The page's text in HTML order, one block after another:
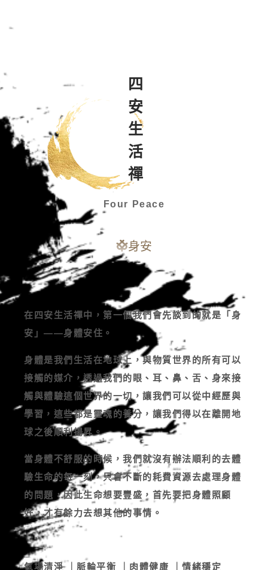
四安生活禪
Four Peace
身安
在四安生活禪中，第一個我們會先談到的就是「身
安」——身體安住。
身體是我們生活在地球上，與物質世界的所有可以
接觸的媒介，透過我們的眼、耳、鼻、舌、身來接
觸與體驗這個世界的一切，讓我們可以從中經歷與
學習，這些都是靈魂的養分，讓我們得以在離開地
球之後順利揚昇。
當身體不舒服的時候，我們就沒有辦法順利的去體
驗生命的每一刻，只會不斷的耗費資源去處理身體
的問題，因此生命想要豐盛，首先要把身體照顧
好，才有餘力去想其他的事情。
氣場清淨 ｜脈輪平衡 ｜肉體健康 ｜情緒穩定